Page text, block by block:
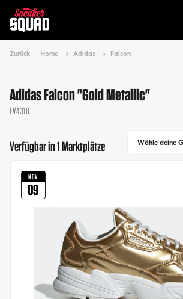
Zurück Home Adidas Falcon
Adidas Falcon "Gold Metallic"
FV4318
Verfügbar in 1 Marktplätze Wähle deine
NOV
09